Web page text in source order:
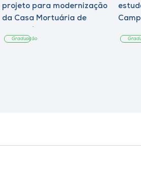
projeto para modernização
da Casa Mortuária de
Graduação